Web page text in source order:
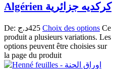
Algérien كركديه جزائرية
De: 425د.ج Choix des options Ce
produit a plusieurs variations. Les
options peuvent être choisies sur
la page du produit